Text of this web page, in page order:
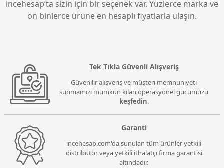
edebilir.
incehesap’ta sizin için bir seçenek var. Yüzlerce marka ve
on binlerce ürüne en hesaplı fiyatlarla ulaşın.
Tek Tıkla Güvenli Alışveriş
Güvenilir alışveriş ve müşteri memnuniyeti
sunmamızı mümkün kılan operasyonel gücümüzü
keşfedin.
Garanti
incehesap.com'da sunulan tüm ürünler yetkili
distribütör veya yetkili ithalatçı firma garantisi
altındadır.